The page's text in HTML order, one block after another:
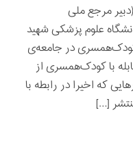
مرجع ملی
علوم پزشکی شهید
کودک‌همسری در جامعه‌ی
با کودک‌همسری از
که اخیرا در رابطه با
[…]